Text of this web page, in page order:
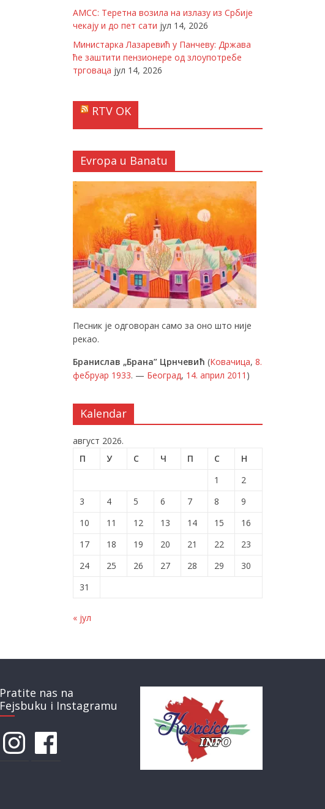
АМСС: Теретна возила на излазу из Србије
чекају и до пет сати јул 14, 2026
Министарка Лазаревић у Панчеву: Држава
ће заштити пензионере од злоупотребе
трговаца јул 14, 2026
RTV OK
Evropa u Banatu
Песник је одговоран само за оно што није
рекао.
Бранислав „Брана” Црнчевић (Ковачица, 8.
фебруар 1933. — Београд, 14. април 2011 )
Kalendar
август 2026.
П
У С Ч П С
Н
1
2
3
4 5 6 7 8
9
10
11 12 13 14 15
16
17
18 19 20 21 22
23
24
25 26 27 28 29
30
31
« јул
Pratite nas na
Fejsbuku i Instagramu
InstagramFacebook